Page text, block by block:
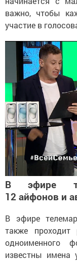
важно, чтобы
участие в
В эфире
12 айфонов и
В эфире
также
одноименного
известны имена